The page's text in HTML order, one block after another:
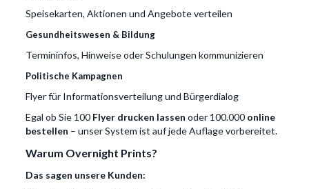
Speisekarten, Aktionen und Angebote verteilen
Gesundheitswesen & Bildung
Termininfos, Hinweise oder Schulungen kommunizieren
Politische Kampagnen
Flyer für Informationsverteilung und Bürgerdialog
Egal ob Sie 100 Flyer drucken lassen oder 100.000 online
bestellen – unser System ist auf jede Auflage vorbereitet.
Warum Overnight Prints?
Das sagen unsere Kunden: